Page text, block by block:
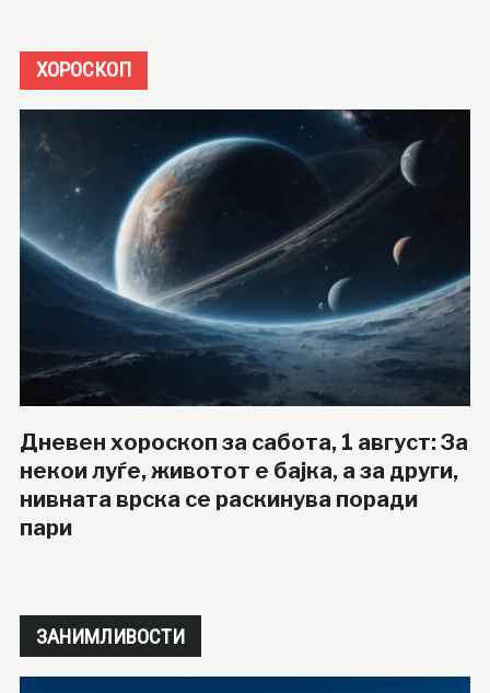
ХОРОСКОП
Дневен хороскоп за сабота, 1 август: За
некои луѓе, животот е бајка, а за други,
нивната врска се раскинува поради
пари
ЗАНИМЛИВОСТИ